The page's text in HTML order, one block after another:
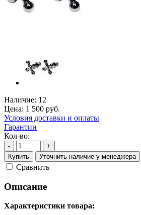
Наличие: 12
Цена: 1 500 руб.
Условия доставки и оплаты
Гарантии
Кол-во:
-
+
Купить
Уточнить наличие у менеджера
Cравнить
Описание
Характеристики товара: